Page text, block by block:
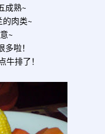
成熟~
肉类~
~
啦！
牛排了！